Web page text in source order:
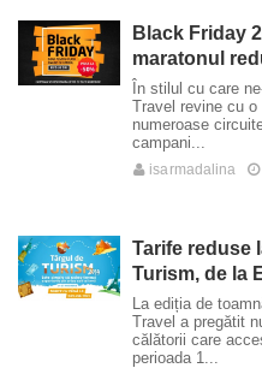
Black Friday
maratonul
În stilul cu care
Travel revine cu
numeroase
campani...
isarmadalina
Tarife reduse
Turism, de la
La ediția de
Travel a pregătit
călătorii care
perioada 1...